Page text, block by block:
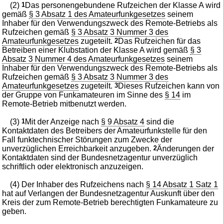
(2)1Das personengebundene Rufzeichen der Klasse A wird
gemäß § 3 Absatz 1 des Amateurfunkgesetzes seinem
Inhaber für den Verwendungszweck des Remote-Betriebs als
Rufzeichen gemäß § 3 Absatz 3 Nummer 3 des
Amateurfunkgesetzes zugeteilt.2Das Rufzeichen für das
Betreiben einer Klubstation der Klasse A wird gemäß § 3
Absatz 3 Nummer 4 des Amateurfunkgesetzes seinem
Inhaber für den Verwendungszweck des Remote-Betriebs als
Rufzeichen gemäß § 3 Absatz 3 Nummer 3 des
Amateurfunkgesetzes zugeteilt.3Dieses Rufzeichen kann von
der Gruppe von Funkamateuren im Sinne des § 14 im
Remote-Betrieb mitbenutzt werden.
(3)1Mit der Anzeige nach § 9 Absatz 4 sind die
Kontaktdaten des Betreibers der Amateurfunkstelle für den
Fall funktechnischer Störungen zum Zwecke der
unverzüglichen Erreichbarkeit anzugeben.2Änderungen der
Kontaktdaten sind der Bundesnetzagentur unverzüglich
schriftlich oder elektronisch anzuzeigen.
(4) Der Inhaber des Rufzeichens nach § 14 Absatz 1 Satz 1
hat auf Verlangen der Bundesnetzagentur Auskunft über den
Kreis der zum Remote-Betrieb berechtigten Funkamateure zu
geben.